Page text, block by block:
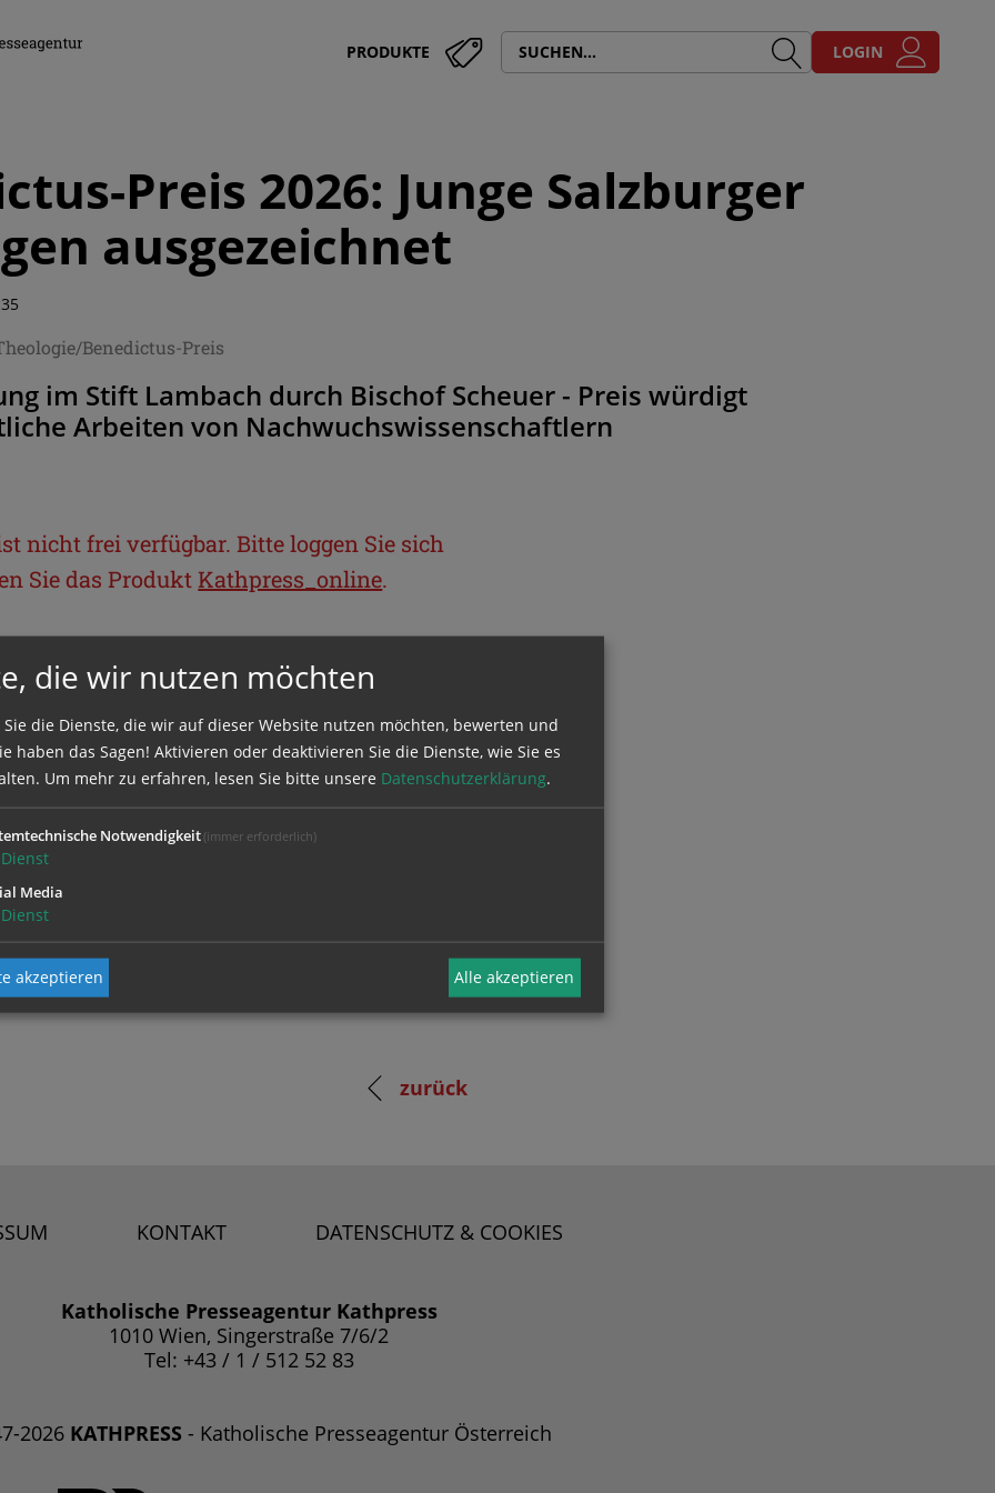
PRODUKTE LOGIN
Preis 2026: Junge Salzburger
ausgezeichnet
Benedictus-Preis
im Stift Lambach durch Bischof Scheuer - Preis würdigt
Arbeiten von Nachwuchswissenschaftlern
nicht frei verfügbar. Bitte loggen Sie sich
Sie das Produkt Kathpress_online.
sich mit Ihrem Benutzernamen und
zurück
KONTAKT DATENSCHUTZ & COOKIES
Katholische Presseagentur Kathpress
1010 Wien, Singerstraße 7/6/2
Tel: +43 / 1 / 512 52 83
2026 KATHPRESS - Katholische Presseagentur Österreich
die wir nutzen möchten
Sie die Dienste, die wir auf dieser Website nutzen möchten, bewerten und
haben das Sagen! Aktivieren oder deaktivieren Sie die Dienste, wie Sie es
Um mehr zu erfahren, lesen Sie bitte unsere Datenschutzerklärung.
Notwendigkeit (immer erforderlich)
Dienst
Media
Dienst
akzeptieren Alle akzeptieren